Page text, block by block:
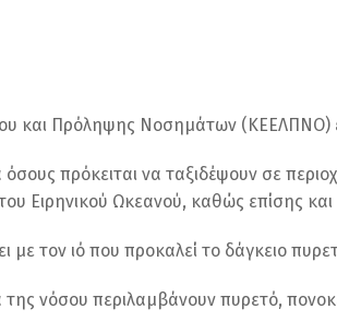
και Πρόληψης Νοσημάτων (ΚΕΕΛΠΝΟ)
πρόκειται να ταξιδέψουν σε
Ειρηνικού Ωκεανού, καθώς επίσης και
με τον ιό που προκαλεί το δάγκειο
νόσου περιλαμβάνουν πυρετό,